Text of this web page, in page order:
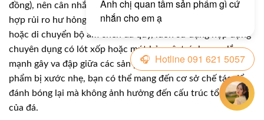
đồng), nên cân nhắc mua bảo hiểm tài sản để phòng trường
hợp rủi ro hư hỏng, mất mát. Trong quá trình vận chuyển
hoặc di chuyển bộ ấm chén đá quý, luôn sử dụng hộp đựng
chuyên dụng có lót xốp hoặc mút bảo vệ, tránh rung lắc
mạnh gây va đập giữa các sản phẩm. Nếu không may sản
phẩm bị xước nhẹ, bạn có thể mang đến cơ sở chế tác để
đánh bóng lại mà không ảnh hưởng đến cấu trúc tổng thể
của đá.